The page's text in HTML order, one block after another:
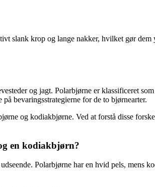
slank krop og lange nakker, hvilket gør
og jagt. Polarbjørne er klassificeret
bevaringsstrategierne for de to bjørnearter.
og kodiakbjørne. Ved at forstå disse
en kodiakbjørn?
Polarbjørne har en hvid pels, mens